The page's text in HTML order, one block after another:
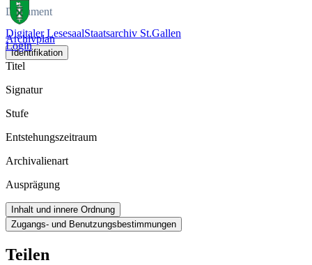
Digitaler LesesaalStaatsarchiv St.Gallen
Login
Dokument
Archivplan
Identifikation
Titel
Signatur
Stufe
Entstehungszeitraum
Archivalienart
Ausprägung
Inhalt und innere Ordnung
Zugangs- und Benutzungsbestimmungen
Teilen